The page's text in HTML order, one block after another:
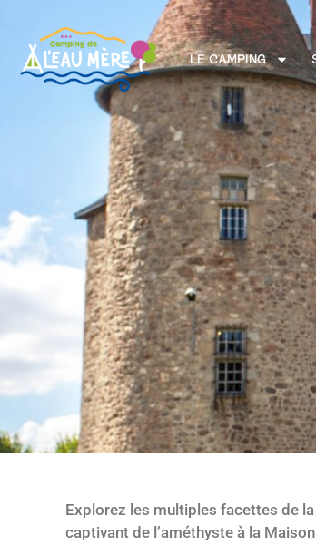
LE CAMPING
Explorez les multiples facettes de la
captivant de l’améthyste à la